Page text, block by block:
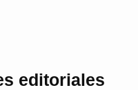
editoriales